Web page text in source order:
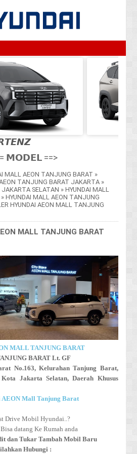
𝗠𝗢𝗗𝗘𝗟 ==>
MALL AEON TANJUNG BARAT »
TANJUNG BARAT JAKARTA »
JAKARTA SELATAN »HYUNDAI MALL
»HYUNDAI MALL AEON TANJUNG
HYUNDAI AEON MALL TANJUNG
MALL TANJUNG BARAT
MALL TANJUNG BARAT
BARAT Lt. GF
No.163, Kelurahan Tanjung Barat,
Kota Jakarta Selatan, Daerah Khusus
AEON Mall Tanjung Barat
Drive Mobil Hyundai..?
datang Ke Rumah anda
dan Tukar Tambah Mobil Baru
Hubungi :